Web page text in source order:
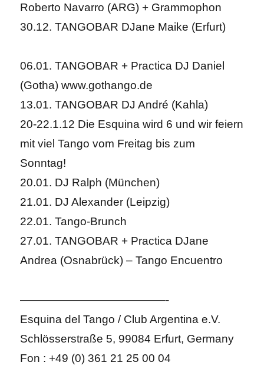
Roberto Navarro (ARG) + Grammophon
30.12. TANGOBAR DJane Maike (Erfurt)
06.01. TANGOBAR + Practica DJ Daniel
(Gotha) www.gothango.de
13.01. TANGOBAR DJ André (Kahla)
20-22.1.12 Die Esquina wird 6 und wir feiern
mit viel Tango vom Freitag bis zum
Sonntag!
20.01. DJ Ralph (München)
21.01. DJ Alexander (Leipzig)
22.01. Tango-Brunch
27.01. TANGOBAR + Practica DJane
Andrea (Osnabrück) – Tango Encuentro
—————————————-
Esquina del Tango / Club Argentina e.V.
Schlösserstraße 5, 99084 Erfurt, Germany
Fon : +49 (0) 361 21 25 00 04